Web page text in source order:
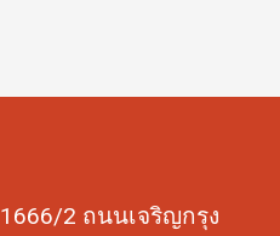
1666/2 ถนนเจริญกรุง